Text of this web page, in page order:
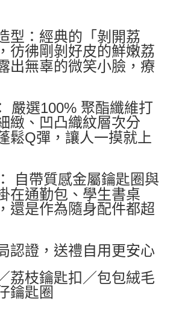
含以上)免運費
含以上)免運費
含以上)免運費
以上)免運費
含以上)免運費
查看運費
型：經典的「剝開荔
彷彿剛剝好皮的鮮嫩荔
出無辜的微笑小臉，療
嚴選100% 聚酯纖維打
緻、凹凸織紋層次分
鬆Q彈，讓人一摸就上
自帶質感金屬鑰匙圈與
在通勤包、學生書桌
還是作為隨身配件都超
認證，送禮自用更安心
荔枝鑰匙扣／包包絨毛
鑰匙圈